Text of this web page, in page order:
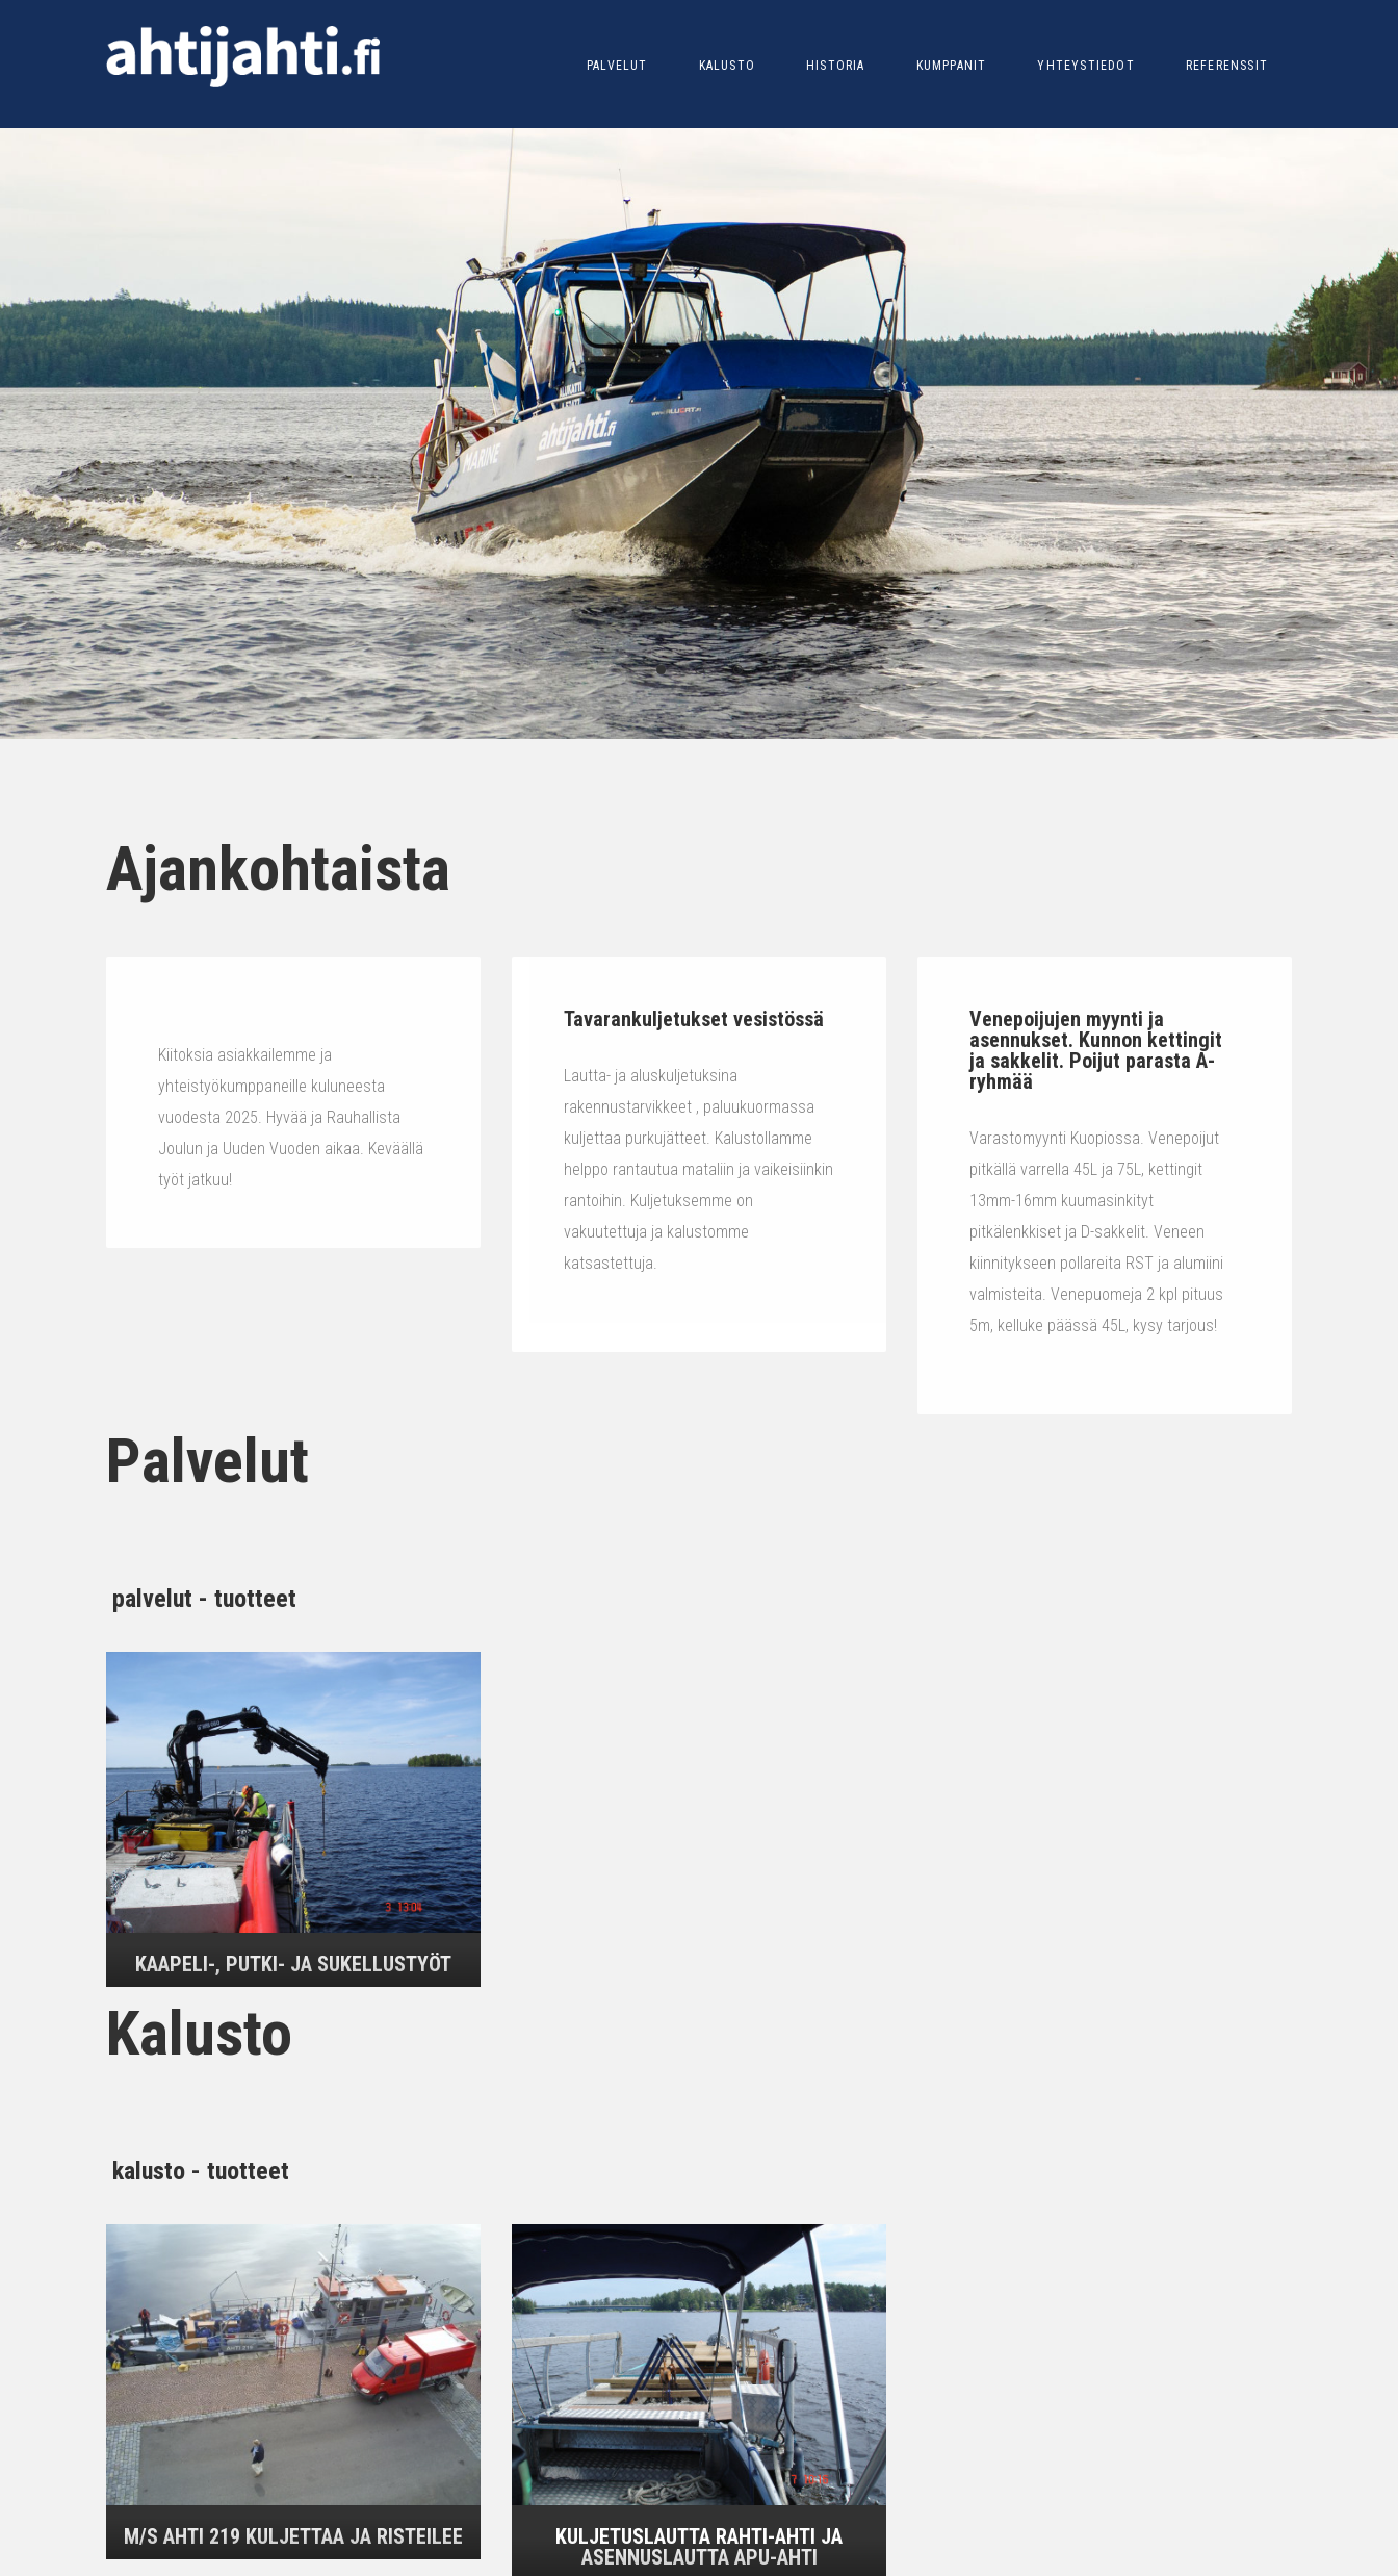
PALVELUT KALUSTO HISTORIA KUMPPANIT YHTEYSTIEDOT REFERENSSIT
Ajankohtaista
Kiitoksia asiakkailemme ja
yhteistyökumppaneille kuluneesta
vuodesta 2025. Hyvää ja Rauhallista
Joulun ja Uuden Vuoden aikaa. Keväällä
työt jatkuu!
Tavarankuljetukset vesistössä
Lautta- ja aluskuljetuksina
rakennustarvikkeet , paluukuormassa
kuljettaa purkujätteet. Kalustollamme
helppo rantautua mataliin ja vaikeisiinkin
rantoihin. Kuljetuksemme on
vakuutettuja ja kalustomme
katsastettuja.
Venepoijujen myynti ja
asennukset. Kunnon kettingit
ja sakkelit. Poijut parasta A-
ryhmää
Varastomyynti Kuopiossa. Venepoijut
pitkällä varrella 45L ja 75L, kettingit
13mm-16mm kuumasinkityt
pitkälenkkiset ja D-sakkelit. Veneen
kiinnitykseen pollareita RST ja alumiini
valmisteita. Venepuomeja 2 kpl pituus
5m, kelluke päässä 45L, kysy tarjous!
Palvelut
palvelut - tuotteet
KAAPELI-, PUTKI- JA SUKELLUSTYÖT
Kalusto
kalusto - tuotteet
M/S AHTI 219 KULJETTAA JA RISTEILEE
KULJETUSLAUTTA RAHTI-AHTI JA
ASENNUSLAUTTA APU-AHTI